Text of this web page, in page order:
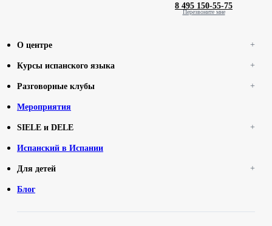
8 495 150-55-75
Перезвоните мне
О центре
Курсы испанского языка
Разговорные клубы
Мероприятия
SIELE и DELE
Испанский в Испании
Для детей
Блог